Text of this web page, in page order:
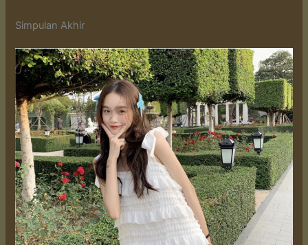
Simpulan Akhir